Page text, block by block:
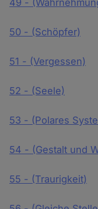
49 -
50 - (Schöpfer)
51 - (Vergessen)
52 - (Seele)
53 - (Polares
54 - (Gestalt und
55 - (Traurigkeit)